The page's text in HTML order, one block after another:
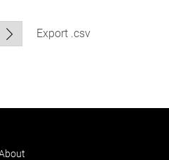
Export .csv